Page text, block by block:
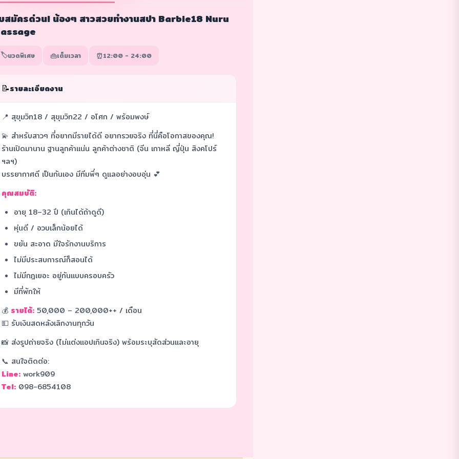
สมัครด่วน! น้องๆ สาวสวยทำงานสปา Barbie18 Nuru
🏷️นวดพิเศษ 👜เต็มเวลา ⏰12:00 - 24:00
📝รายละเอียดงาน
📍 สุขุมวิท18 / สุขุมวิท22 / อโศก / พร้อมพงษ์
💫 สำหรับสาวๆ ที่อยากมีรายได้ดี อยากรวยจริง ที่นี่คือโอกาสของคุณ!
ร้านเปิดมานาน ฐานลูกค้าแน่น ลูกค้าต่างชาติ (จีน เกาหลี ญี่ปุ่น สิงคโปร์
ฯลฯ)
บรรยากาศดี เป็นกันเอง มีทีมพี่ๆ ดูแลอย่างอบอุ่น 💕
คุณสมบัติ:
อายุ 18–32 ปี (เกินได้ถ้าดูดี)
หุ่นดี / อวบเล็กน้อยได้
ขยัน สะอาด มีใจรักงานบริการ
ไม่มีประสบการณ์ก็สอนได้
ไม่มีกฎเยอะ อยู่กันแบบครอบครัว
มีที่พักให้
💰 รายได้: 50,000 – 200,000++ / เดือน
💵 รับเงินสดหลังเลิกงานทุกวัน
📸 ส่งรูปถ่ายจริง (ไม่แต่งแอปเกินจริง) พร้อมระบุสัดส่วนและอายุ
📞 สนใจติดต่อ:
Line: work909
Tel: 098-6854108